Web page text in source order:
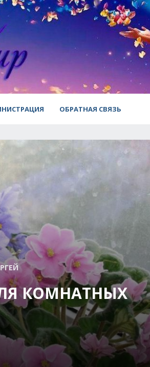
ОБРАТНАЯ СВЯЗЬ
КОМНАТНЫХ